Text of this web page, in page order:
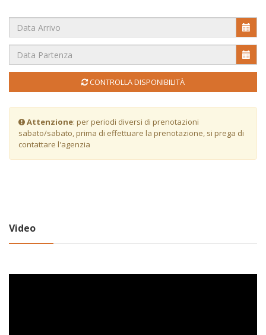
CONTROLLA DISPONIBILITÀ
Attenzione: per periodi diversi di prenotazioni
sabato/sabato, prima di effettuare la prenotazione, si prega di
contattare l'agenzia
Video